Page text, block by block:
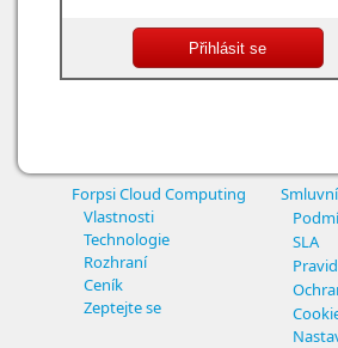
Forpsi Cloud Computing
Vlastnosti
Technologie
Rozhraní
Ceník
Zeptejte se
SLA